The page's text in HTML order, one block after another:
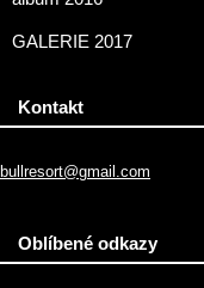
GALERIE 2017
Kontakt
bullresort@gmail.com
Oblíbené odkazy